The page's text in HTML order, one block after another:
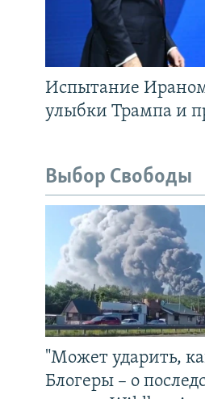
Испытание
улыбки Трампа и
Выбор Свободы
"Может ударить,
Блогеры – о